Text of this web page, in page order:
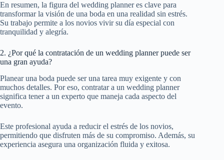
En resumen, la figura del wedding planner es clave para
transformar la visión de una boda en una realidad sin estrés.
Su trabajo permite a los novios vivir su día especial con
tranquilidad y alegría.
2. ¿Por qué la contratación de un wedding planner puede ser
una gran ayuda?
Planear una boda puede ser una tarea muy exigente y con
muchos detalles. Por eso, contratar a un wedding planner
significa tener a un experto que maneja cada aspecto del
evento.
Este profesional ayuda a reducir el estrés de los novios,
permitiendo que disfruten más de su compromiso. Además, su
experiencia asegura una organización fluida y exitosa.